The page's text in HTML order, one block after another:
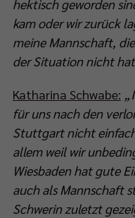
hektisch geworden
kam oder wir zurück
meine Mannschaft,
der Situation nicht
Katharina Schwabe:
für uns nach den
Stuttgart nicht
allem weil wir
Wiesbaden hat gute
auch als Mannschaft
Schwerin zuletzt